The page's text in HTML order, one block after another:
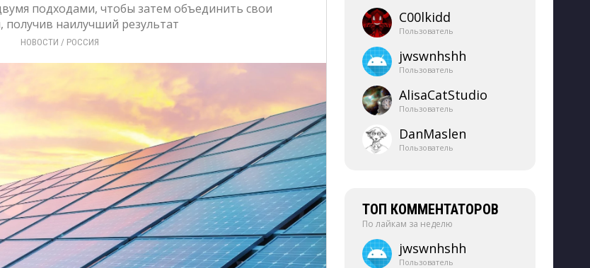
подходами, чтобы затем объединить свои
получив наилучший результат
НОВОСТИ / РОССИЯ
C00lkidd
Пользователь
jwswnhshh
Пользователь
AlisaCatStudio
Пользователь
DanMaslen
Пользователь
ТОП КОММЕНТАТОРОВ
По лайкам за неделю
jwswnhshh
Пользователь